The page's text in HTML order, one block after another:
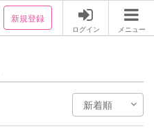
新規登録
ログイン メニュー